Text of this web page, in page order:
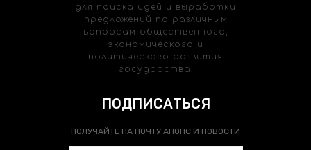
для поиска идей и выработки
предложений по различным
вопросам общественного,
экономического и
политического развития
государства.
ПОДПИСАТЬСЯ
ПОЛУЧАЙТЕ НА ПОЧТУ АНОНС И НОВОСТИ